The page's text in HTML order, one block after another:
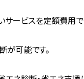
サービスを定額費用で
が可能です。